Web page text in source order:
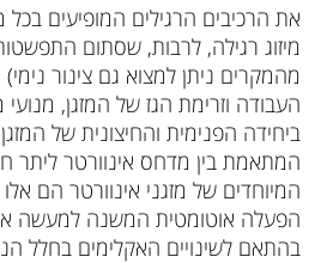
את הרכיבים הרגילים המופיעים בכל
מיזוג רגילה, לרבות, שסתום
מהמקרים ניתן למצוא גם צינור
העבודה וזרימת הגז של המזגן, מנועי
ביחידה הפנימית והחיצונית של
המתאמת בין מדחס אינוורטר ליתר
המיוחדים של מזגני אינוורטר הם
הפעלה אוטומטית המשנה למעשה
בהתאם לשינויים האקלימים בחלל